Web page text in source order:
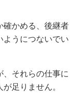
かめる、後継者
ようにつないでい
それらの仕事に
足りません。